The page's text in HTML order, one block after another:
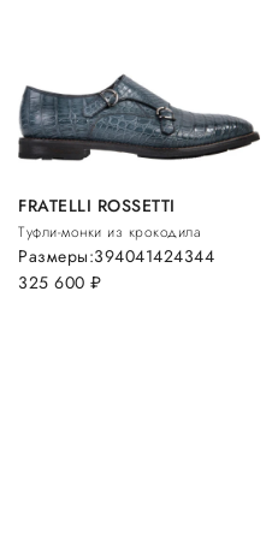
FRATELLI ROSSETTI
Туфли-монки из крокодила
325 600 руб.
Размеры:394041424344